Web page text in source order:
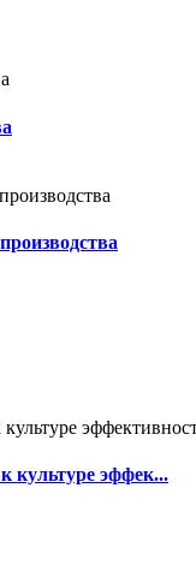
культуре эффек...